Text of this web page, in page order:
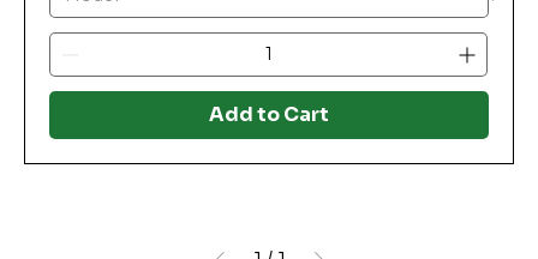
Add to Cart